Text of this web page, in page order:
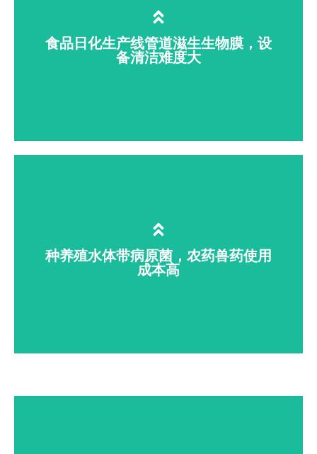
门氏菌等致病菌；传统清水、化学药剂清
洗不彻底，易引发抽检不合格、食品安全
风险。臭氧水可喷淋 / 浸泡降解农残、全
面消杀有害菌，无化学残留，保障食材绿
食品日化生产线管道滋生生物膜，设
备清洁难度大
菌；常规清洗消杀存在死角，污染成品，
被迫大量添加防腐剂。臭氧水适配 CIP 原
位清洗，清除管道生物膜，降低产品防腐
种养殖水体带病原菌，农药兽药使用
成本高